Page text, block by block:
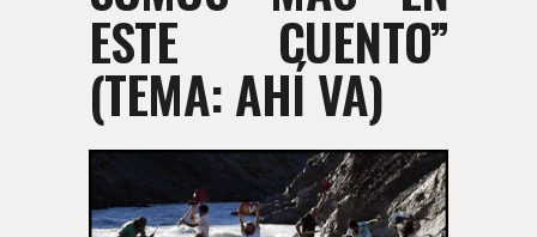
ESTE CUENTO”
(TEMA: AHÍ VA)